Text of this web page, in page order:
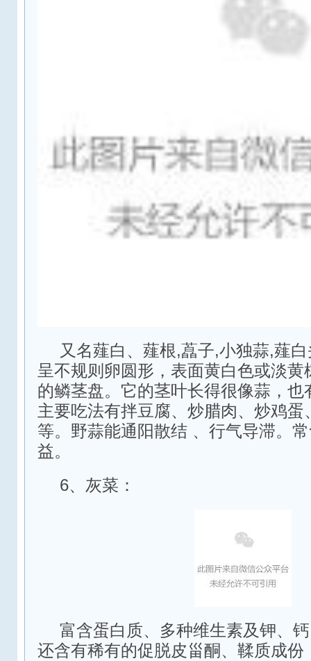
又名薤白、薤根,藠子,小独蒜,薤
呈不规则卵圆形，表面黄白色或淡黄
的鳞茎盘。它的茎叶长得很像蒜，也
主要吃法有拌豆腐、炒腊肉、炒鸡蛋
等。野蒜能通阳散结 、行气导滞。
益。
6、灰菜：
富含蛋白质、多种维生素及钾、
还含有稀有的促脱皮甾酮、鞣质成份